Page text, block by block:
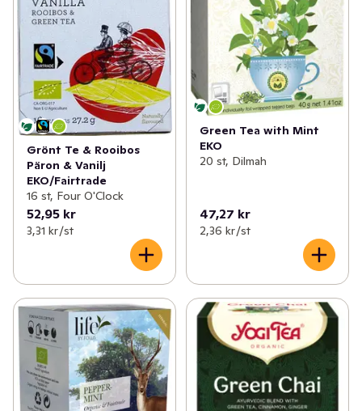
Grönt Te & Rooibos
Päron & Vanilj
EKO/Fairtrade
16 st, Four O'Clock
52,95 kr
3,31 kr /st
Green Tea with Mint
EKO
20 st, Dilmah
47,27 kr
2,36 kr /st